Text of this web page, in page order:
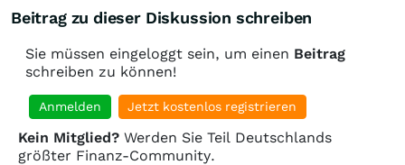
Beitrag zu dieser Diskussion schreiben
Sie müssen eingeloggt sein, um einen Beitrag
schreiben zu können!
Anmelden Jetzt kostenlos registrieren
Kein Mitglied? Werden Sie Teil Deutschlands
größter Finanz-Community.